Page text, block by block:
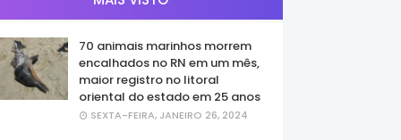
70 animais marinhos morrem
encalhados no RN em um mês,
maior registro no litoral
oriental do estado em 25 anos
SEXTA-FEIRA, JANEIRO 26, 2024